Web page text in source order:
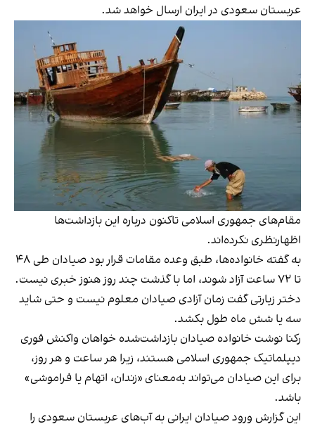
عربستان سعودی در ایران ارسال خواهد شد.
مقام‌های جمهوری اسلامی تاکنون درباره این بازداشت‌ها
اظهارنظری نکرده‌اند.
به گفته خانواده‌ها، طبق وعده مقامات قرار بود صیادان طی ۴۸
تا ۷۲ ساعت آزاد شوند، اما با گذشت چند روز هنوز خبری نیست.
دختر زیارتی گفت زمان آزادی صیادان معلوم نیست و حتی شاید
سه یا شش ماه طول بکشد.
رکنا نوشت خانواده صیادان بازداشت‌شده خواهان واکنش فوری
دیپلماتیک جمهوری اسلامی هستند، زیرا هر ساعت و هر روز،
برای این صیادان می‌تواند به‌معنای «زندان، اتهام یا فراموشی»
باشد.
این گزارش ورود صیادان ایرانی به آب‌های عربستان سعودی را